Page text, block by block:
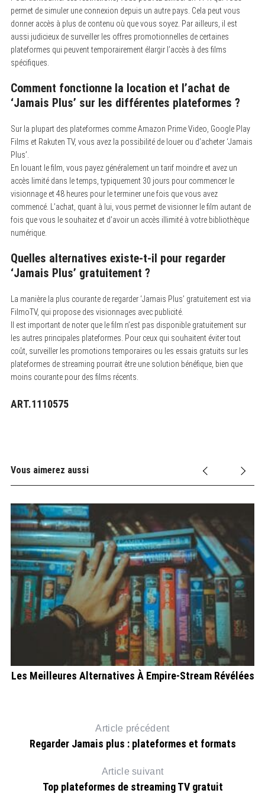
permet de simuler une connexion depuis un autre pays. Cela peut vous
donner accès à plus de contenu où que vous soyez. Par ailleurs, il est
aussi judicieux de surveiller les offres promotionnelles de certaines
plateformes qui peuvent temporairement élargir l’accès à des films
spécifiques.
Comment fonctionne la location et l’achat de
‘Jamais Plus’ sur les différentes plateformes ?
Sur la plupart des plateformes comme Amazon Prime Video, Google Play
Films et Rakuten TV, vous avez la possibilité de louer ou d’acheter ‘Jamais
Plus’.
En louant le film, vous payez généralement un tarif moindre et avez un
accès limité dans le temps, typiquement 30 jours pour commencer le
visionnage et 48 heures pour le terminer une fois que vous avez
commencé. L’achat, quant à lui, vous permet de visionner le film autant de
fois que vous le souhaitez et d’avoir un accès illimité à votre bibliothèque
numérique.
Quelles alternatives existe-t-il pour regarder
‘Jamais Plus’ gratuitement ?
La manière la plus courante de regarder ‘Jamais Plus’ gratuitement est via
FilmoTV, qui propose des visionnages avec publicité.
Il est important de noter que le film n’est pas disponible gratuitement sur
les autres principales plateformes. Pour ceux qui souhaitent éviter tout
coût, surveiller les promotions temporaires ou les essais gratuits sur les
plateformes de streaming pourrait être une solution bénéfique, bien que
moins courante pour des films récents.
ART.1110575
Vous aimerez aussi
Les Meilleures Alternatives À Empire-Stream Révélées
Article précédent
Regarder Jamais plus : plateformes et formats
Article suivant
Top plateformes de streaming TV gratuit